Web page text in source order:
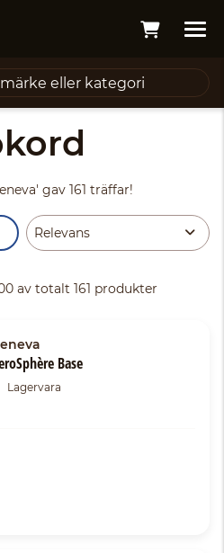
gav 161 träffar!
av totalt 161 produkter
Base
Lagervara